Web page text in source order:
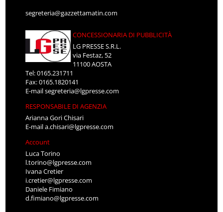
segreteria@gazzettamatin.com
CONCESSIONARIA DI PUBBLICITÀ
LG PRESSE S.R.L.
via Festaz, 52
11100 AOSTA
Tel: 0165.231711
Fax: 0165.1820141
E-mailsegreteria@lgpresse.com
RESPONSABILE DI AGENZIA
Arianna Gori Chisari
E-maila.chisari@lgpresse.com
Account
Luca Torino
l.torino@lgpresse.com
Ivana Cretier
i.cretier@lgpresse.com
Daniele Fimiano
d.fimiano@lgpresse.com